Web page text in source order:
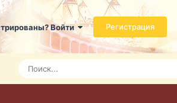
Войти Регистрация